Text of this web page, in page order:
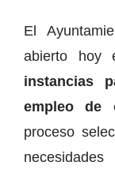
El
abierto hoy
instancias
empleo de
proceso